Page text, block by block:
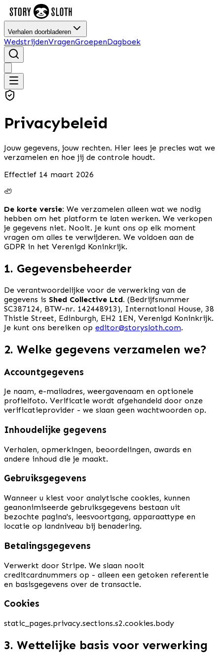
Verhalen doorbladeren
WedstrijdenVragenGroepenDagboek
Privacybeleid
Jouw gegevens, jouw rechten. Hier lees je precies wat we
verzamelen en hoe jij de controle houdt.
Effectief 14 maart 2026
🦥
De korte versie: We verzamelen alleen wat we nodig
hebben om het platform te laten werken. We verkopen
je gegevens niet. Nooit. Je kunt ons op elk moment
vragen om alles te verwijderen. We voldoen aan de
GDPR in het Verenigd Koninkrijk.
1. Gegevensbeheerder
De verantwoordelijke voor de verwerking van de
gegevens is Shed Collective Ltd. (Bedrijfsnummer
SC387124, BTW-nr. 142448913), International House, 38
Thistle Street, Edinburgh, EH2 1EN, Verenigd Koninkrijk.
Je kunt ons bereiken op editor@storysloth.com.
2. Welke gegevens verzamelen we?
Accountgegevens
Je naam, e-mailadres, weergavenaam en optionele
profielfoto. Verificatie wordt afgehandeld door onze
verificatieprovider - we slaan geen wachtwoorden op.
Inhoudelijke gegevens
Verhalen, opmerkingen, beoordelingen, awards en
andere inhoud die je maakt.
Gebruiksgegevens
Wanneer u kiest voor analytische cookies, kunnen
geanonimiseerde gebruiksgegevens bestaan uit
bezochte pagina's, leesvoortgang, apparaattype en
locatie op landniveau bij benadering.
Betalingsgegevens
Verwerkt door Stripe. We slaan nooit
creditcardnummers op - alleen een getoken referentie
en basisgegevens over de transactie.
Cookies
static_pages.privacy.sections.s2.cookies.body
3. Wettelijke basis voor verwerking